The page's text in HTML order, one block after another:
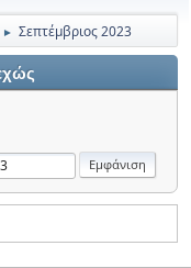
► Σεπτέμβριος 2023